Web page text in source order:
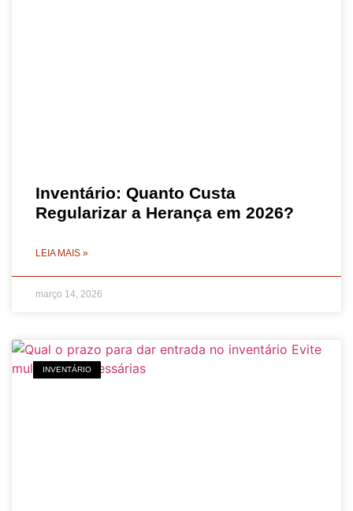
Inventário: Quanto Custa
Regularizar a Herança em 2026?
LEIA MAIS »
março 14, 2026
INVENTÁRIO